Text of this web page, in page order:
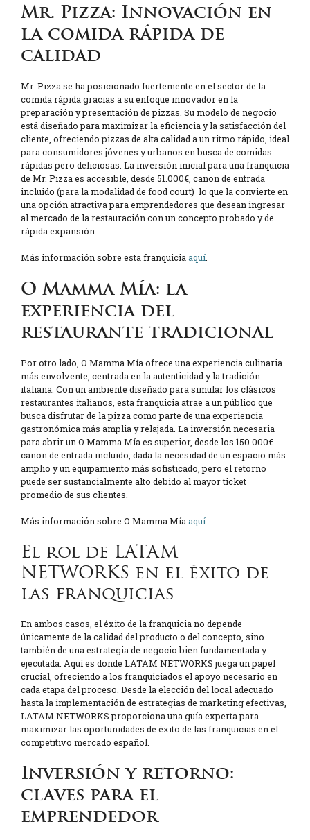
Mr. Pizza: Innovación en
la comida rápida de
calidad
Mr. Pizza se ha posicionado fuertemente en el sector de la
comida rápida gracias a su enfoque innovador en la
preparación y presentación de pizzas. Su modelo de negocio
está diseñado para maximizar la eficiencia y la satisfacción del
cliente, ofreciendo pizzas de alta calidad a un ritmo rápido, ideal
para consumidores jóvenes y urbanos en busca de comidas
rápidas pero deliciosas. La inversión inicial para una franquicia
de Mr. Pizza es accesible, desde 51.000€, canon de entrada
incluido (para la modalidad de food court) lo que la convierte en
una opción atractiva para emprendedores que desean ingresar
al mercado de la restauración con un concepto probado y de
rápida expansión.
Más información sobre esta franquiciaaquí.
O Mamma Mía: la
experiencia del
restaurante tradicional
Por otro lado, O Mamma Mía ofrece una experiencia culinaria
más envolvente, centrada en la autenticidad y la tradición
italiana. Con un ambiente diseñado para simular los clásicos
restaurantes italianos, esta franquicia atrae a un público que
busca disfrutar de la pizza como parte de una experiencia
gastronómica más amplia y relajada. La inversión necesaria
para abrir un O Mamma Mía es superior, desde los 150.000€
canon de entrada incluido, dada la necesidad de un espacio más
amplio y un equipamiento más sofisticado, pero el retorno
puede ser sustancialmente alto debido al mayor ticket
promedio de sus clientes.
Más información sobre O Mamma Mía aquí
El rol de LATAM
NETWORKS en el éxito de
las franquicias
En ambos casos, el éxito de la franquicia no depende
únicamente de la calidad del producto o del concepto, sino
también de una estrategia de negocio bien fundamentada y
ejecutada. Aquí es donde LATAM NETWORKS juega un papel
crucial, ofreciendo a los franquiciados el apoyo necesario en
cada etapa del proceso. Desde la elección del local adecuado
hasta la implementación de estrategias de marketing efectivas,
LATAM NETWORKS proporciona una guía experta para
maximizar las oportunidades de éxito de las franquicias en el
competitivo mercado español.
Inversión y retorno:
claves para el
emprendedor